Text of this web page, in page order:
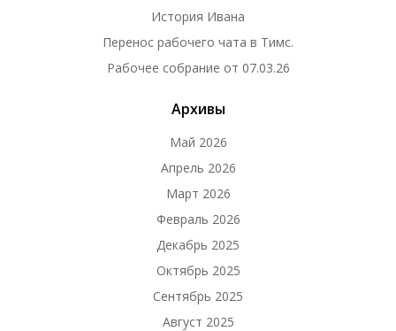
История Ивана
Перенос рабочего чата в Тимс.
Рабочее собрание от 07.03.26
Архивы
Май 2026
Апрель 2026
Март 2026
Февраль 2026
Декабрь 2025
Октябрь 2025
Сентябрь 2025
Август 2025